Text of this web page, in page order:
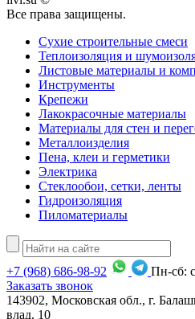
Все права защищены.
Сухие строительные смеси
Теплоизоляция и
Листовые материалы и
Инструменты
Крепежи
Лакокрасочные материалы
Материалы для стен и
Металлоизделия
Пена, клеи и герметики
Электрика
Стеклообои, сетки, ленты
Гидроизоляция
Пиломатериалы
+7 (968) 686-98-92
Пн-сб:
Заказать звонок
143902, Московская обл., г.
влад. 10